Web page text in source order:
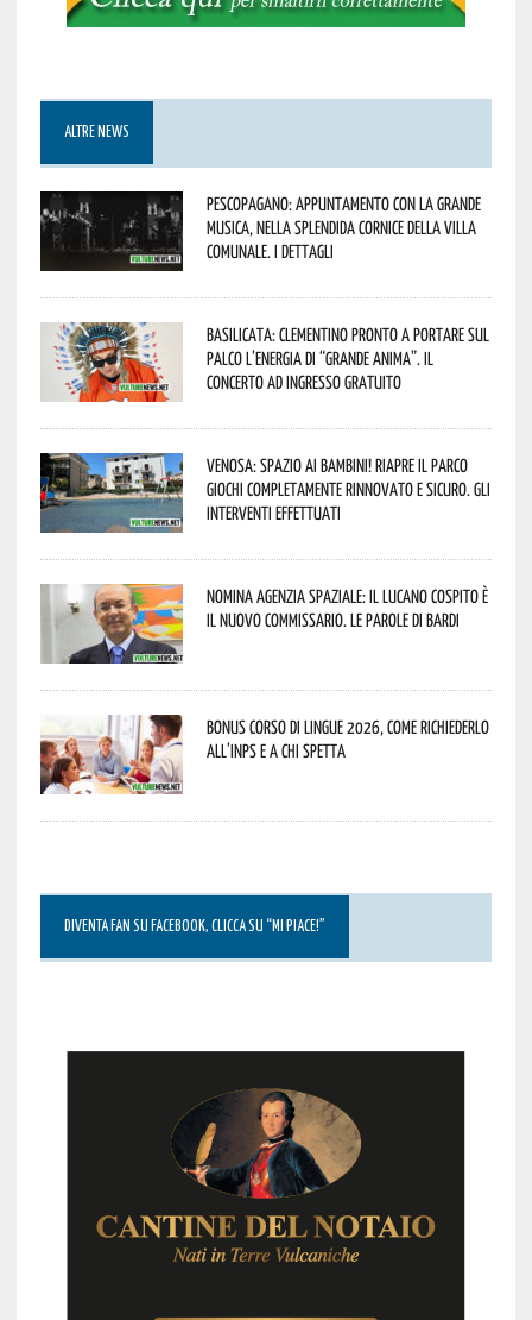
ALTRE NEWS
Pescopagano: appuntamento con la grande
musica, nella splendida cornice della Villa
Comunale. I dettagli
Basilicata: Clementino pronto a portare sul
palco l’energia di “Grande Anima”. Il
concerto ad ingresso gratuito
Venosa: spazio ai bambini! Riapre il Parco
Giochi completamente rinnovato e sicuro. Gli
interventi effettuati
Nomina Agenzia Spaziale: il lucano Cospito è
il nuovo commissario. Le parole di Bardi
Bonus corso di lingue 2026, come richiederlo
all’INPS e a chi spetta
DIVENTA FAN SU FACEBOOK, CLICCA SU “MI PIACE!”